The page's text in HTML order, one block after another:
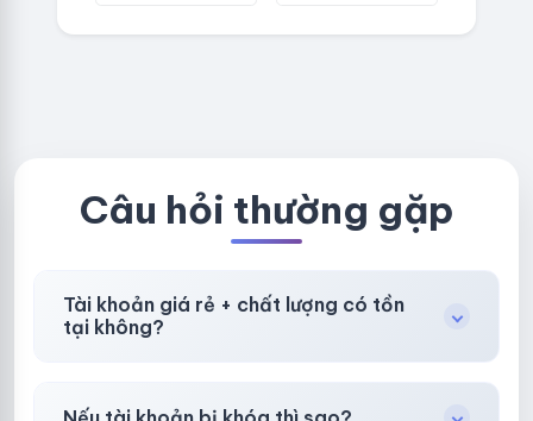
LIVE ADS - VER
COM - CLONE
Câu hỏi thường gặp
Tài khoản giá rẻ + chất lượng có tồn
tại không?